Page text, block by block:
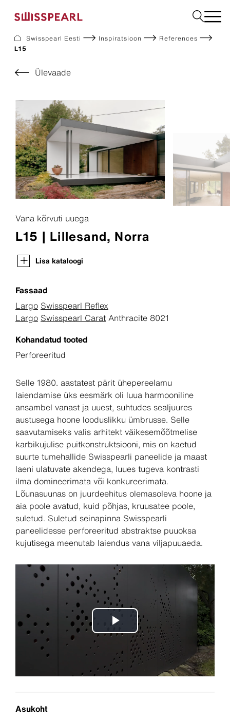
Ettevõte
Teenused
Inspiratsioon
Jätkusuutlikkus
Fassaadikatted
Katusekatted
Ehitusplaadid
Allalaadimine
Swisspearl Eesti Inspiratsioon
References
L15
Ülevaade
Vana kõrvuti uuega
L15 | Lillesand, Norra
Lisa kataloogi
Fassaad
Largo Swisspearl Reflex
Largo Swisspearl Carat Anthracite 8021
Kohandatud tooted
Perforeeritud
Selle 1980. aastatest pärit ühepereelamu
laiendamise üks eesmärk oli luua harmooniline
ansambel vanast ja uuest, suhtudes sealjuures
austusega hoone looduslikku ümbrusse. Selle
saavutamiseks valis arhitekt väikesemõõtmelise
karbikujulise puitkonstruktsiooni, mis on kaetud
suurte tumehallide Swisspearli paneelide ja maast
laeni ulatuvate akendega, luues tugeva kontrasti
ilma domineerimata või konkureerimata.
Lõunasuunas on juurdeehitus olemasoleva hoone ja
aia poole avatud, kuid põhjas, kruusatee poole,
suletud. Suletud seinapinna Swisspearli
paneelidesse perforeeritud abstraktse puuoksa
kujutisega meenutab laiendus vana viljapuuaeda.
Play
Video
Asukoht